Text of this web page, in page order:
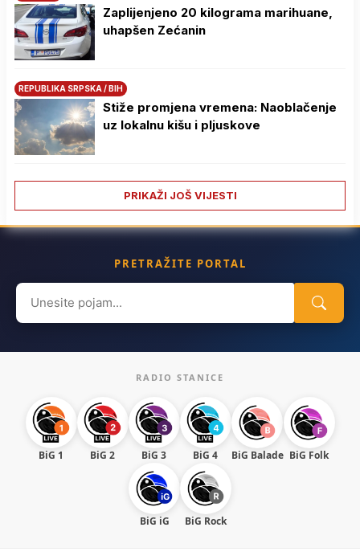
Zaplijenjeno 20 kilograma marihuane,
uhapšen Zećanin
REPUBLIKA SRPSKA / BIH
Stiže promjena vremena: Naoblačenje
uz lokalnu kišu i pljuskove
PRIKAŽI JOŠ VIJESTI
PRETRAŽITE PORTAL
Search
for:
RADIO STANICE
BiG 1 BiG 2 BiG 3 BiG 4 BiG Balade BiG Folk
BiG iG BiG Rock